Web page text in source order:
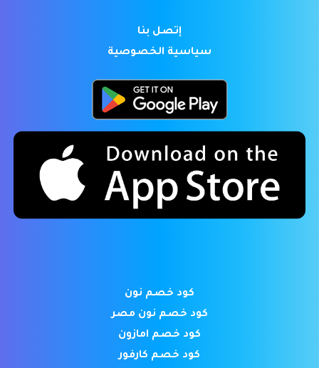
إتصل بنا
سياسية الخصوصية
كود خصم نون
كود خصم نون مصر
كود خصم امازون
كود خصم كارفور